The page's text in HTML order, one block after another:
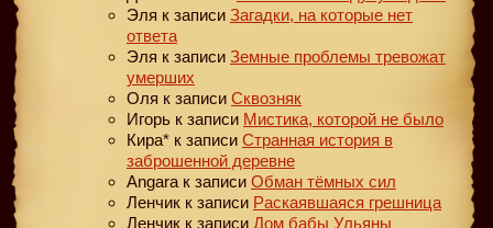
Эля к записи Загадки, на которые нет
ответа
Эля к записи Земные проблемы тревожат
умерших
Оля к записи Сквозняк
Игорь к записи Мистика, которой не было
Кира* к записи Странная история в
заброшенной деревне
Angara к записи Обман тёмных сил
Ленчик к записи Раскаявшаяся грешница
Ленчик к записи Дом бабы Ульяны